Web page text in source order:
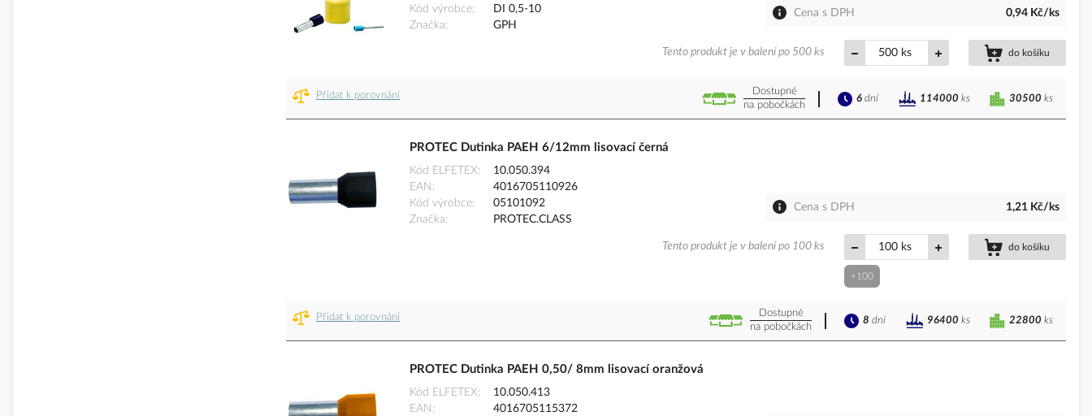
Kód výrobce
DI 0,5-10
Značka
GPH
Cena s DPH 0,94 Kč/ks
ks do košíku
Tento produkt je v balení po 500 ks
Přidat k porovnání
Dostupné
na pobočkách
30500 ks
6 dní 114000 ks
PROTEC Dutinka PAEH 6/12mm lisovací černá
Kód ELFETEX
10.050.394
EAN
4016705110926
Kód výrobce
05101092
Značka
PROTEC.CLASS
Cena s DPH 1,21 Kč/ks
ks do košíku
+100
Tento produkt je v balení po 100 ks
Přidat k porovnání
Dostupné
na pobočkách
22800 ks
8 dní 96400 ks
PROTEC Dutinka PAEH 0,50/ 8mm lisovací oranžová
Kód ELFETEX
10.050.413
EAN
4016705115372